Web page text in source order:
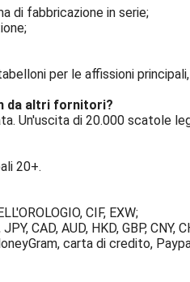
di fabbricazione in serie;
per le affissioni
da altri fornitori?
Un'uscita di 20.000 scatole
20+.
CIF, EXW;
CAD, AUD, HKD, GBP, CNY,
carta di credito,